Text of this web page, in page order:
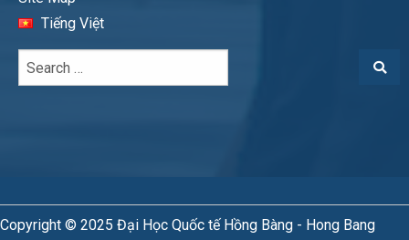
Tiếng Việt
Copyright © 2025 Đại Học Quốc tế Hồng Bàng - Hong Bang